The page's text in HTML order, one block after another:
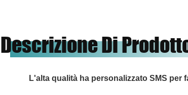
Descrizione Di
L'alta qualità ha personalizzato SMS